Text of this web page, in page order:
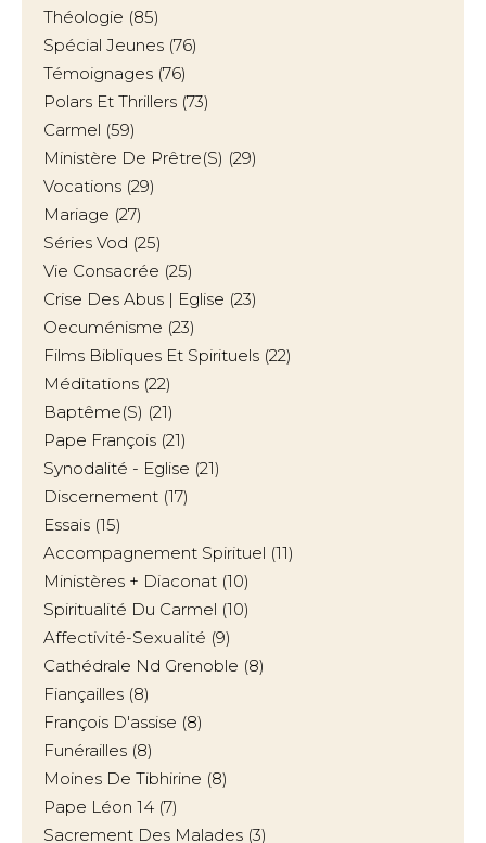
Théologie (85)
Spécial Jeunes (76)
Témoignages (76)
Polars Et Thrillers (73)
Carmel (59)
Ministère De Prêtre(s) (29)
Vocations (29)
Mariage (27)
Séries Vod (25)
Vie Consacrée (25)
Crise Des Abus | Eglise (23)
Oecuménisme (23)
Films Bibliques Et Spirituels (22)
Méditations (22)
Baptême(s) (21)
Pape François (21)
Synodalité - Eglise (21)
Discernement (17)
Essais (15)
Accompagnement Spirituel (11)
Ministères + Diaconat (10)
Spiritualité Du Carmel (10)
Affectivité-Sexualité (9)
Cathédrale Nd Grenoble (8)
Fiançailles (8)
François D'assise (8)
Funérailles (8)
Moines De Tibhirine (8)
Pape Léon 14 (7)
Sacrement Des Malades (3)